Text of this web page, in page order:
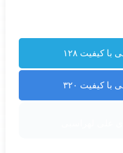
کیفیت ۱۲۸
کیفیت ۳۲۰